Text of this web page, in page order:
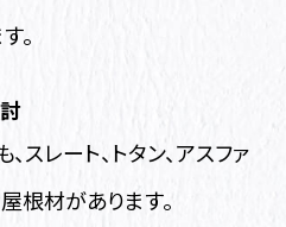
。
スレート、トタン、アスファ
根材があります。